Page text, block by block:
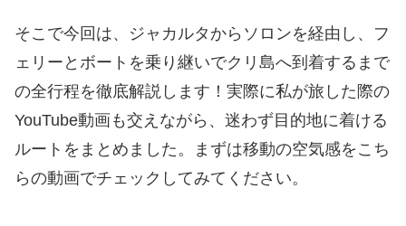
そこで今回は、ジャカルタからソロンを経由し、フ
ェリーとボートを乗り継いでクリ島へ到着するまで
の全行程を徹底解説します！実際に私が旅した際の
YouTube動画も交えながら、迷わず目的地に着ける
ルートをまとめました。まずは移動の空気感をこち
らの動画でチェックしてみてください。